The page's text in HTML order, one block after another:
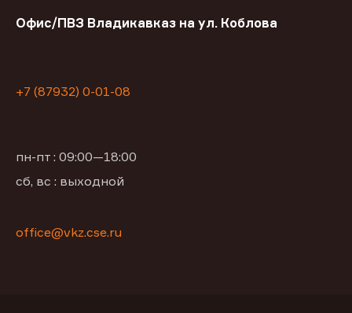
Офис/ПВЗ Владикавказ на ул. Коблова
+7 (87932) 0-01-08
пн-пт : 09:00—18:00
сб, вс : выходной
office@vkz.cse.ru